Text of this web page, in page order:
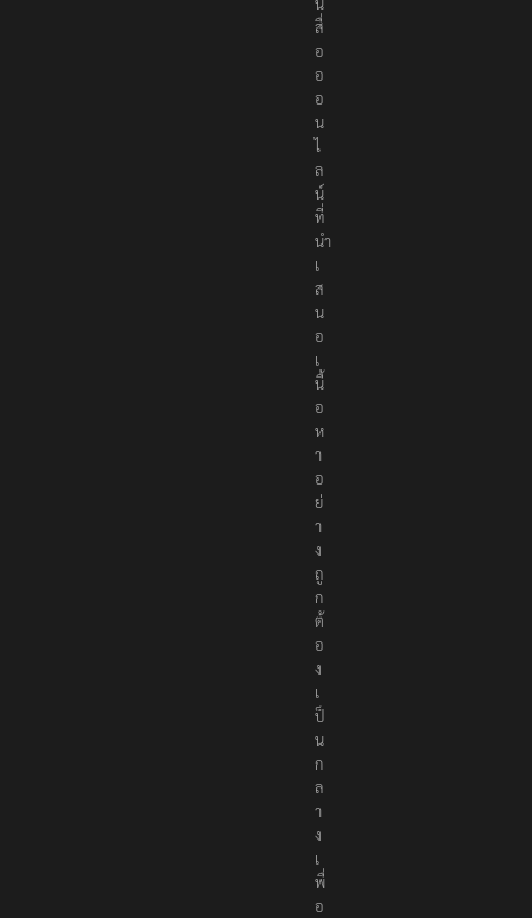
สื่
อ
อ
อ
น
ไ
ล
น์
ที่
นำ
เ
ส
น
อ
เ
นื้
อ
ห
า
อ
ย่
า
ง
ถู
ก
ต้
อ
ง
เ
ป็
น
ก
ล
า
ง
เ
พื่
อ